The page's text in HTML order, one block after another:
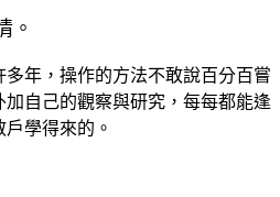
。
年，操作的方法不敢說百分百嘗
自己的觀察與研究，每每都能逢
學得來的。